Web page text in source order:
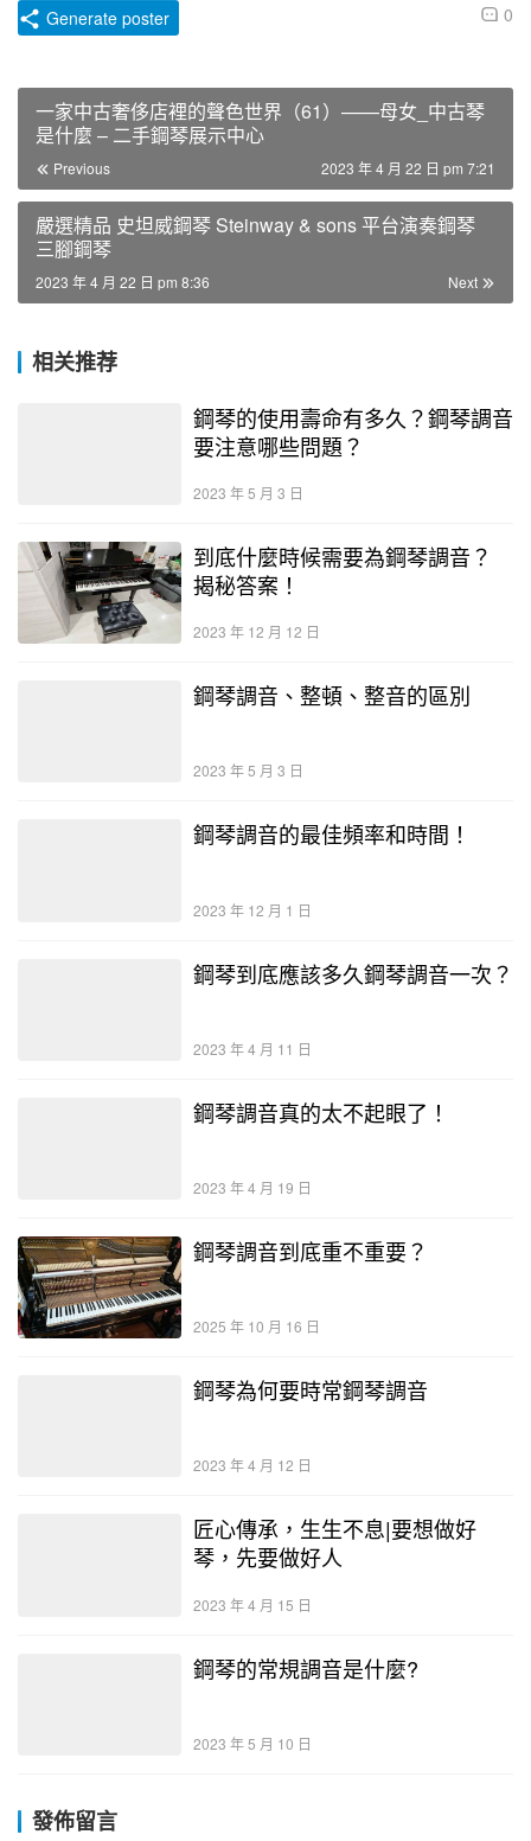
0
Generate poster
一家中古奢侈店裡的聲色世界（61）——母女_中古琴
是什麼 – 二手鋼琴展示中心
Previous 2023 年 4 月 22 日 pm 7:21
嚴選精品 史坦威鋼琴 Steinway & sons 平台演奏鋼琴
三腳鋼琴
Next
2023 年 4 月 22 日 pm 8:36
相关推荐
鋼琴的使用壽命有多久？鋼琴調音
要注意哪些問題？
2023 年 5 月 3 日
到底什麼時候需要為鋼琴調音？
揭秘答案！
2023 年 12 月 12 日
鋼琴調音、整頓、整音的區別
2023 年 5 月 3 日
鋼琴調音的最佳頻率和時間！
2023 年 12 月 1 日
鋼琴到底應該多久鋼琴調音一次？
2023 年 4 月 11 日
鋼琴調音真的太不起眼了！
2023 年 4 月 19 日
鋼琴調音到底重不重要？
2025 年 10 月 16 日
鋼琴為何要時常鋼琴調音
2023 年 4 月 12 日
匠心傳承，生生不息|要想做好
琴，先要做好人
2023 年 4 月 15 日
鋼琴的常規調音是什麼?
2023 年 5 月 10 日
發佈留言